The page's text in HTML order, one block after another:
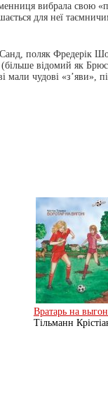
вибрала свою
для неї
поляк Фредерік
відомий як
мали чудові «з’яви»,
Вратарь на
Тільманн